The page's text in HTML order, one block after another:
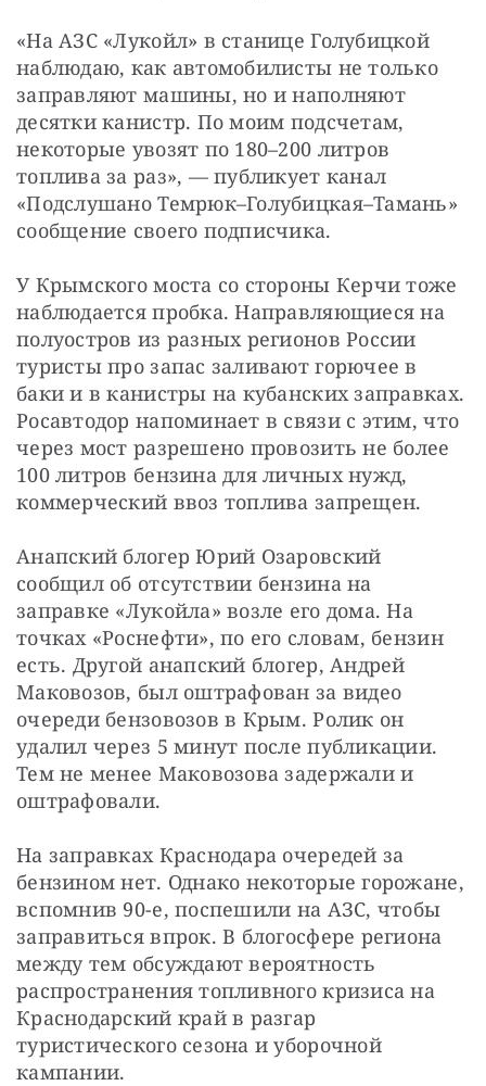
«На АЗС «Лукойл» в станице Голубицкой
наблюдаю, как автомобилисты не только
заправляют машины, но и наполняют
десятки канистр. По моим подсчетам,
некоторые увозят по 180–200 литров
топлива за раз», — публикует канал
«Подслушано Темрюк–Голубицкая–Тамань»
сообщение своего подписчика.
У Крымского моста со стороны Керчи тоже
наблюдается пробка. Направляющиеся на
полуостров из разных регионов России
туристы про запас заливают горючее в
баки и в канистры на кубанских заправках.
Росавтодор напоминает в связи с этим, что
через мост разрешено провозить не более
100 литров бензина для личных нужд,
коммерческий ввоз топлива запрещен.
Анапский блогер Юрий Озаровский
сообщил об отсутствии бензина на
заправке «Лукойла» возле его дома. На
точках «Роснефти», по его словам, бензин
есть. Другой анапский блогер, Андрей
Маковозов, был оштрафован за видео
очереди бензовозов в Крым. Ролик он
удалил через 5 минут после публикации.
Тем не менее Маковозова задержали и
оштрафовали.
На заправках Краснодара очередей за
бензином нет. Однако некоторые горожане,
вспомнив 90-е, поспешили на АЗС, чтобы
заправиться впрок. В блогосфере региона
между тем обсуждают вероятность
распространения топливного кризиса на
Краснодарский край в разгар
туристического сезона и уборочной
кампании.